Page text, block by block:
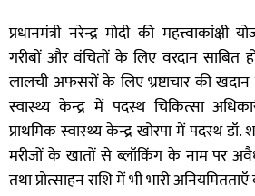
प्रधानमंत्री नरेन्द्र मोदी की महत्त्वाकांक्षी
गरीबों और वंचितों के लिए वरदान साबित
लालची अफसरों के लिए भ्रष्टाचार की
स्वास्थ्य केन्द्र में पदस्थ चिकित्सा
प्राथमिक स्वास्थ्य केन्द्र खोरपा में पदस्थ
मरीजों के खातों से ब्लॉकिंग के नाम पर
तथा प्रोत्साहन राशि में भी भारी अनियमितताएँ